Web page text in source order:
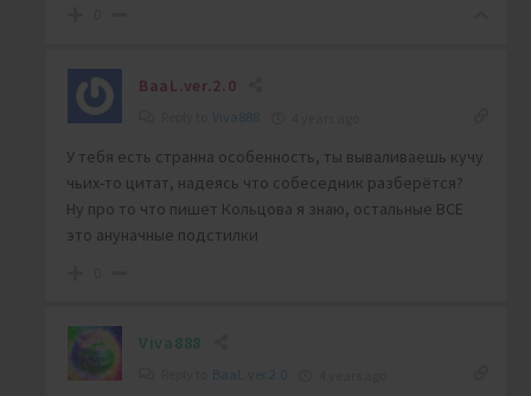
BaaL.ver.2.0
Viva888
У тебя есть странна особенность, ты вываливаешь кучу
чьих-то цитат, надеясь что собеседник разберётся?
Ну про то что пишет Кольцова я знаю, остальные ВСЕ
это ануначные подстилки
Viva888
BaaL.ver.2.0